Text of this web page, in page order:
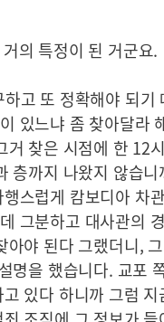
의 특정이 된 거군요.
고 또 정확해야 되기
있느냐 좀 찾아달라
거 찾은 시점에 한 12
층까지 나왔지 않습
스럽게 캄보디아 차
그분하고 대사관의
아야 된다 그랬더니,
명을 했습니다. 교포
있다 하니까 그럼